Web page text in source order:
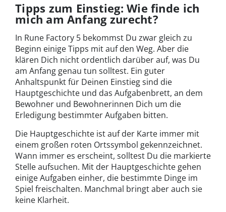
Tipps zum Einstieg: Wie finde ich
mich am Anfang zurecht?
In Rune Factory 5 bekommst Du zwar gleich zu
Beginn einige Tipps mit auf den Weg. Aber die
klären Dich nicht ordentlich darüber auf, was Du
am Anfang genau tun solltest. Ein guter
Anhaltspunkt für Deinen Einstieg sind die
Hauptgeschichte und das Aufgabenbrett, an dem
Bewohner und Bewohnerinnen Dich um die
Erledigung bestimmter Aufgaben bitten.
Die Hauptgeschichte ist auf der Karte immer mit
einem großen roten Ortssymbol gekennzeichnet.
Wann immer es erscheint, solltest Du die markierte
Stelle aufsuchen. Mit der Hauptgeschichte gehen
einige Aufgaben einher, die bestimmte Dinge im
Spiel freischalten. Manchmal bringt aber auch sie
keine Klarheit.